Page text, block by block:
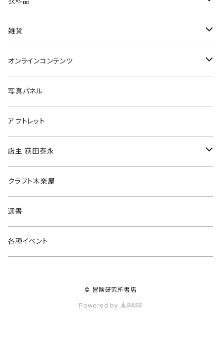
美術
POLEWARDS
Tシャツ
雑貨
バッグ
ブックカバー
マグカップ
傘
食料品
その他
オンラインコンテンツ
冒険クロストーク
写真パネル
アウトレット
店主 荻田泰永
書籍
ウェア
クラフト木楽屋
選書
各種イベント
© 冒険研究所書店
Powered by